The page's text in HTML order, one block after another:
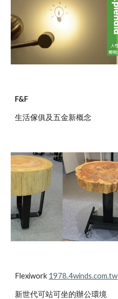
F&F
生活傢俱及五金新概念
Flexiwork 1978.4winds.com.tw
新世代可站可坐的辦公環境